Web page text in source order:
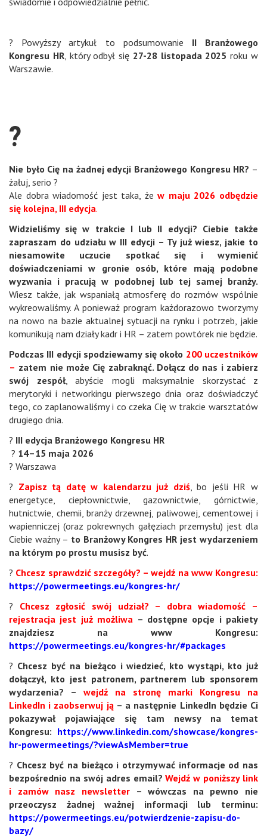
? Powyższy artykuł to podsumowanie II Branżowego
Kongresu HR, który odbył się 27-28 listopada 2025 roku w
Warszawie.
?
Nie było Cię na żadnej edycji Branżowego Kongresu HR? –
żałuj, serio ?
Ale dobra wiadomość jest taka, żew maju 2026 odbędzie
się kolejna, III edycja.
Widzieliśmy się w trakcie I lub II edycji? Ciebie także
zapraszam do udziału w III edycji – Ty już wiesz, jakie to
niesamowite uczucie spotkać się i wymienić
doświadczeniami w gronie osób, które mają podobne
wyzwania i pracują w podobnej lub tej samej branży.
Wiesz także, jak wspaniałą atmosferę do rozmów wspólnie
wykreowaliśmy. A ponieważ program każdorazowo tworzymy
na nowo na bazie aktualnej sytuacji na rynku i potrzeb, jakie
komunikują nam działy kadr i HR – zatem powtórek nie będzie.
Podczas III edycji spodziewamy się około 200 uczestników
– zatem nie może Cię zabraknąć. Dołącz do nas i zabierz
swój zespół, abyście mogli maksymalnie skorzystać z
merytoryki i networkingu pierwszego dnia oraz doświadczyć
tego, co zaplanowaliśmy i co czeka Cię w trakcie warsztatów
drugiego dnia.
? III edycja Branżowego Kongresu HR
? 14–15 maja 2026
? Warszawa
? Zapisz tą datę w kalendarzu już dziś, bo jeśli HR w
energetyce, ciepłownictwie, gazownictwie, górnictwie,
hutnictwie, chemii, branży drzewnej, paliwowej, cementowej i
wapienniczej (oraz pokrewnych gałęziach przemysłu) jest dla
Ciebie ważny – to Branżowy Kongres HR jest wydarzeniem
na którym po prostu musisz być.
? Chcesz sprawdzić szczegóły? – wejdź na www Kongresu:
https://powermeetings.eu/kongres-hr/
? Chcesz zgłosić swój udział? – dobra wiadomość –
rejestracja jest już możliwa – dostępne opcje i pakiety
znajdziesz na www Kongresu:
https://powermeetings.eu/kongres-hr/#packages
? Chcesz być na bieżąco i wiedzieć, kto wystąpi, kto już
dołączył, kto jest patronem, partnerem lub sponsorem
wydarzenia? – wejdź na stronę marki Kongresu na
LinkedIn i zaobserwuj ją – a następnie LinkedIn będzie Ci
pokazywał pojawiające się tam newsy na temat
Kongresu: https://www.linkedin.com/showcase/kongres-
hr-powermeetings/?viewAsMember=true
? Chcesz być na bieżąco i otrzymywać informacje od nas
bezpośrednio na swój adres email?Wejdź w poniższy link
i zamów nasz newsletter– wówczas na pewno nie
przeoczysz żadnej ważnej informacji lub terminu:
https://powermeetings.eu/potwierdzenie-zapisu-do-
bazy/